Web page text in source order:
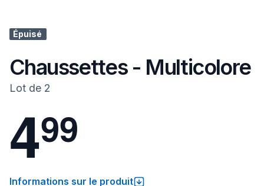
Épuisé
Chaussettes - Multicolore
Lot de 2
499
Informations sur le produit